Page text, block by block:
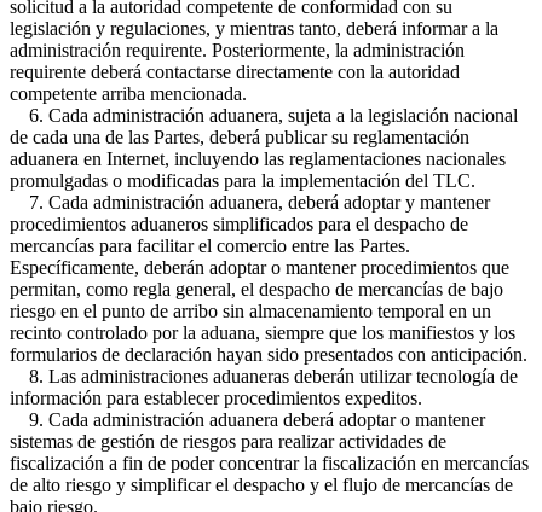
solicitud a la autoridad competente de conformidad con su
legislación y regulaciones, y mientras tanto, deberá informar a la
administración requirente. Posteriormente, la administración
requirente deberá contactarse directamente con la autoridad
competente arriba mencionada.
6. Cada administración aduanera, sujeta a la legislación nacional
de cada una de las Partes, deberá publicar su reglamentación
aduanera en Internet, incluyendo las reglamentaciones nacionales
promulgadas o modificadas para la implementación del TLC.
7. Cada administración aduanera, deberá adoptar y mantener
procedimientos aduaneros simplificados para el despacho de
mercancías para facilitar el comercio entre las Partes.
Específicamente, deberán adoptar o mantener procedimientos que
permitan, como regla general, el despacho de mercancías de bajo
riesgo en el punto de arribo sin almacenamiento temporal en un
recinto controlado por la aduana, siempre que los manifiestos y los
formularios de declaración hayan sido presentados con anticipación.
8. Las administraciones aduaneras deberán utilizar tecnología de
información para establecer procedimientos expeditos.
9. Cada administración aduanera deberá adoptar o mantener
sistemas de gestión de riesgos para realizar actividades de
fiscalización a fin de poder concentrar la fiscalización en mercancías
de alto riesgo y simplificar el despacho y el flujo de mercancías de
bajo riesgo.